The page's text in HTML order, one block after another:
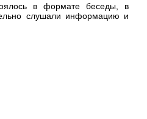
в формате беседы, в
слушали информацию и